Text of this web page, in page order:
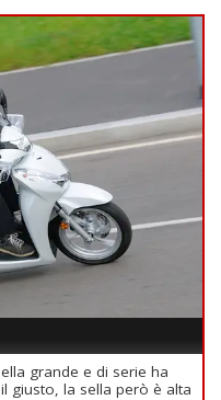
grande e di serie ha
giusto, la sella però è alta